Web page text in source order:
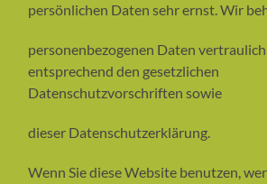
persönlichen Daten sehr ernst. Wir
personenbezogenen Daten
entsprechend den gesetzlichen
Datenschutzvorschriften sowie
dieser Datenschutzerklärung.
Wenn Sie diese Website benutzen,